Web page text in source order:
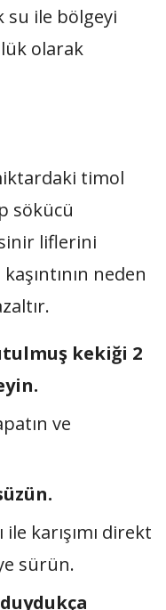
su ile bölgeyi
olarak
timol
sökücü
liflerini
neden
kekiği 2
ve
karışımı direkt
sürün.